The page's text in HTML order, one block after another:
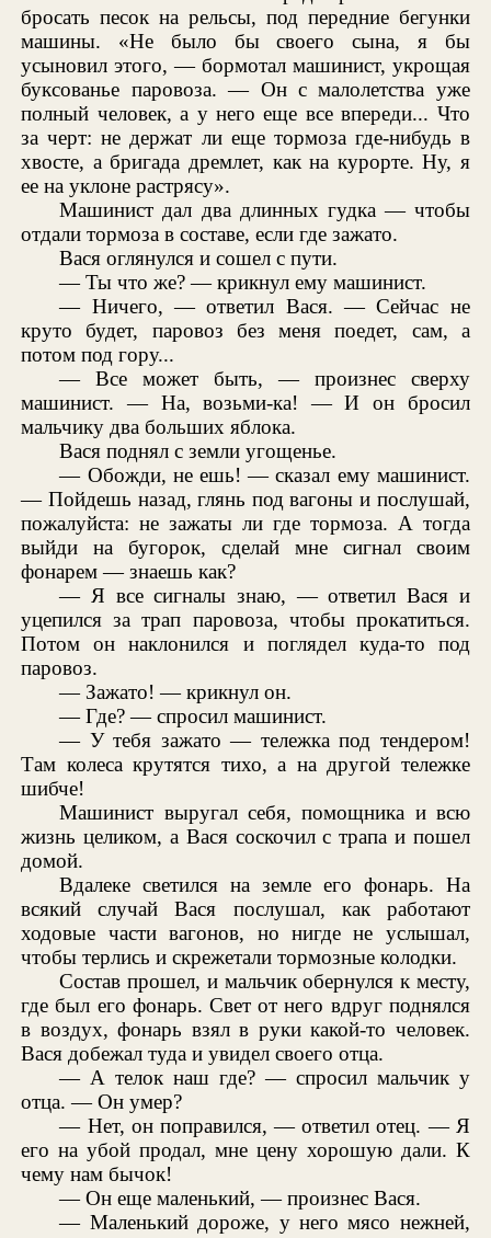
бросать песок на рельсы, под передние бегунки
машины. «Не было бы своего сына, я бы
усыновил этого, — бормотал машинист, укрощая
буксованье паровоза. — Он с малолетства уже
полный человек, а у него еще все впереди... Что
за черт: не держат ли еще тормоза где-нибудь в
хвосте, а бригада дремлет, как на курорте. Ну, я
ее на уклоне растрясу».
Машинист дал два длинных гудка — чтобы
отдали тормоза в составе, если где зажато.
Вася оглянулся и сошел с пути.
— Ты что же? — крикнул ему машинист.
— Ничего, — ответил Вася. — Сейчас не
круто будет, паровоз без меня поедет, сам, а
потом под гору...
— Все может быть, — произнес сверху
машинист. — На, возьми-ка! — И он бросил
мальчику два больших яблока.
Вася поднял с земли угощенье.
— Обожди, не ешь! — сказал ему машинист.
— Пойдешь назад, глянь под вагоны и послушай,
пожалуйста: не зажаты ли где тормоза. А тогда
выйди на бугорок, сделай мне сигнал своим
фонарем — знаешь как?
— Я все сигналы знаю, — ответил Вася и
уцепился за трап паровоза, чтобы прокатиться.
Потом он наклонился и поглядел куда-то под
паровоз.
— Зажато! — крикнул он.
— Где? — спросил машинист.
— У тебя зажато — тележка под тендером!
Там колеса крутятся тихо, а на другой тележке
шибче!
Машинист выругал себя, помощника и всю
жизнь целиком, а Вася соскочил с трапа и пошел
домой.
Вдалеке светился на земле его фонарь. На
всякий случай Вася послушал, как работают
ходовые части вагонов, но нигде не услышал,
чтобы терлись и скрежетали тормозные колодки.
Состав прошел, и мальчик обернулся к месту,
где был его фонарь. Свет от него вдруг поднялся
в воздух, фонарь взял в руки какой-то человек.
Вася добежал туда и увидел своего отца.
— А телок наш где? — спросил мальчик у
отца. — Он умер?
— Нет, он поправился, — ответил отец. — Я
его на убой продал, мне цену хорошую дали. К
чему нам бычок!
— Он еще маленький, — произнес Вася.
— Маленький дороже, у него мясо нежней,